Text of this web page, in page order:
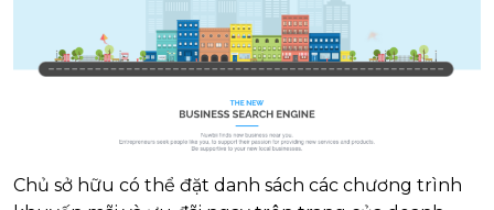
Chủ sở hữu có thể đặt danh sách các chương trình